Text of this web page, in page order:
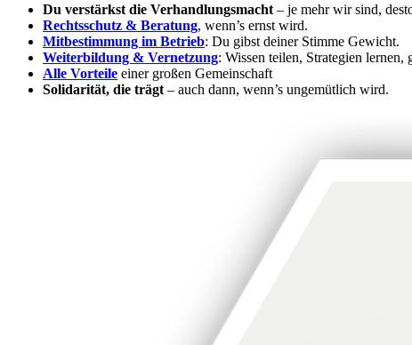
Du verstärkst die Verhandlungsmacht – je mehr wir sind,
Rechtsschutz & Beratung, wenn’s ernst wird.
Mitbestimmung im Betrieb: Du gibst deiner Stimme Gewicht.
Weiterbildung & Vernetzung: Wissen teilen, Strategien lernen,
Alle Vorteile einer großen Gemeinschaft
Solidarität, die trägt – auch dann, wenn’s ungemütlich wird.